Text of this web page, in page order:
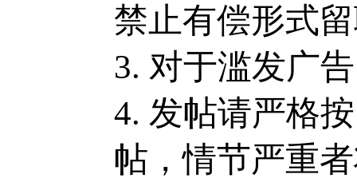
禁止有偿形式
3. 对于滥发广
4. 发帖请严格
帖，情节严重